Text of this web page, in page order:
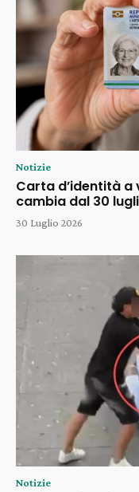
Notizie
Carta d’identità a
cambia dal 30
30 Luglio 2026
Notizie